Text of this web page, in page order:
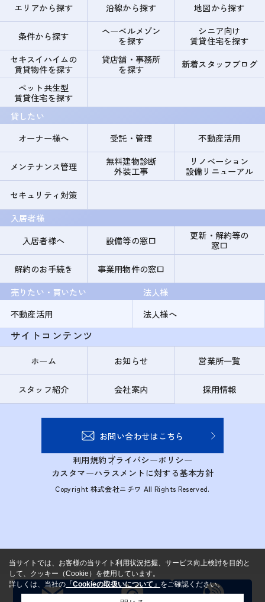
エリアから探す
沿線から探す 地図から探す
条件から探す
ヘーベルメゾン
を探す
シニア向け
賃貸住宅を探す
セキスイハイムの
賃貸物件を探す
貸店舗・事務所
を探す
新着スタッフブログ
ペット共生型
賃貸住宅を探す
貸したい
オーナー様へ
受託・管理 不動産活用
メンテナンス管理
無料建物診断
外装工事
リノベーション
設備リニューアル
セキュリティ対策
入居者様
入居者様へ
設備等の窓口
更新・解約等の
窓口
解約のお手続き
事業用物件の窓口
売りたい・買いたい
不動産活用
法人様
法人様へ
サイトコンテンツ
ホーム お知らせ 営業所一覧
スタッフ紹介 会社案内 採用情報
お問い合わせはこちら
利用規約プライバシーポリシー
カスタマーハラスメントに対する基本方針
Copyright 株式会社ニチワ All Rights Reserved.
当サイトでは、お客様の当サイト利用状況把握、サービス向上検討を目的と
して、クッキー（Cookie）を使用しています。
詳しくは、当社の 「Cookieの取扱いについて」 をご確認ください。